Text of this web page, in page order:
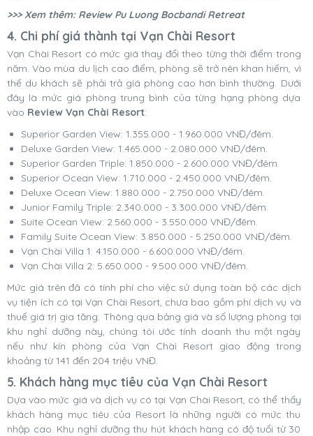
>>> Xem thêm: Review Pu Luong Bocbandi Retreat
4. Chi phí giá thành tại Vạn Chài Resort
Vạn Chài Resort có mức giá thay đổi theo từng thời điểm trong
năm. Vào mùa du lịch cao điểm, phòng sẽ trở nên khan hiếm, vì
thế du khách sẽ phải trả giá phòng cao hơn bình thường. Dưới
đây là mức giá phòng trung bình của từng hạng phòng dựa
vào Review Vạn Chài Resort:
Superior Garden View: 1.355.000 - 1.960.000 VNĐ/đêm.
Deluxe Garden View: 1.465.000 - 2.080.000 VNĐ/đêm.
Superior Garden Triple: 1.850.000 - 2.600.000 VNĐ/đêm.
Superior Ocean View: 1.710.000 - 2.450.000 VNĐ/đêm.
Deluxe Ocean View: 1.880.000 - 2.750.000 VNĐ/đêm.
Junior Family Triple: 2.340.000 - 3.300.000 VNĐ/đêm.
Suite Ocean View: 2.560.000 - 3.550.000 VNĐ/đêm.
Family Suite Ocean View: 3.850.000 - 5.250.000 VNĐ/đêm.
Vạn Chài Villa 1: 4.150.000 - 6.600.000 VNĐ/đêm.
Vạn Chài Villa 2: 5.650.000 - 9.500.000 VNĐ/đêm.
Mức giá trên đã có tính phí cho việc sử dụng toàn bộ các dịch
vụ tiện ích có tại Vạn Chài Resort, chưa bao gồm phí dịch vụ và
thuế giá trị gia tăng. Thông qua bảng giá và số lượng phòng tại
khu nghỉ dưỡng này, chúng tôi ước tính doanh thu một ngày
nếu như kín phòng của Vạn Chài Resort giao động trong
khoảng từ 141 đến 204 triệu VNĐ.
5. Khách hàng mục tiêu của Vạn Chài Resort
Dựa vào mức giá và dịch vụ có tại Vạn Chài Resort, có thể thấy
khách hàng mục tiêu của Resort là những người có mức thu
nhập cao. Khu nghỉ dưỡng thu hút khách hàng có độ tuổi từ 30